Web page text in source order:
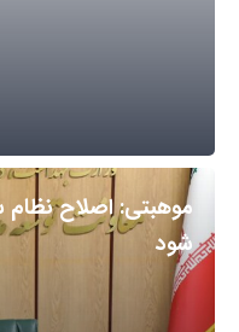
موهبتی: اصلاح نظام
شود